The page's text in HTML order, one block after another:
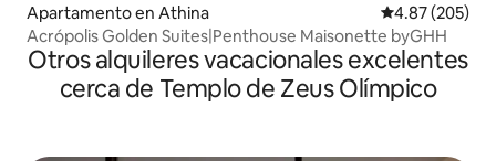
Apartamento en Athina Calificación
4.87 (205)
Acrópolis Golden Suites|Penthouse Maisonette byGHH
Otros alquileres vacacionales excelentes
cerca de Templo de Zeus Olímpico